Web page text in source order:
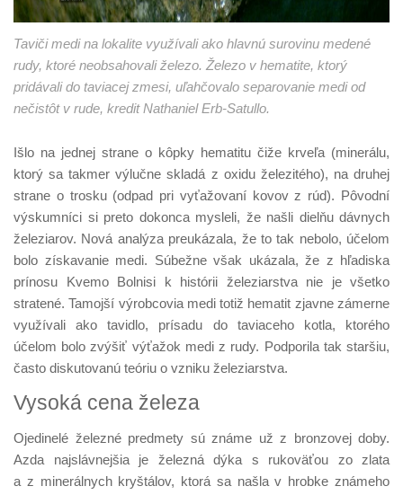
Taviči medi na lokalite využívali ako hlavnú surovinu medené
rudy, ktoré neobsahovali železo. Železo v hematite, ktorý
pridávali do taviacej zmesi, uľahčovalo separovanie medi od
nečistôt v rude, kredit Nathaniel Erb-Satullo.
Išlo na jednej strane o kôpky hematitu čiže krveľa (minerálu,
ktorý sa takmer výlučne skladá z oxidu železitého), na druhej
strane o trosku (odpad pri vyťažovaní kovov z rúd). Pôvodní
výskumníci si preto dokonca mysleli, že našli dielňu dávnych
železiarov. Nová analýza preukázala, že to tak nebolo, účelom
bolo získavanie medi. Súbežne však ukázala, že z hľadiska
prínosu Kvemo Bolnisi k histórii železiarstva nie je všetko
stratené. Tamojší výrobcovia medi totiž hematit zjavne zámerne
využívali ako tavidlo, prísadu do taviaceho kotla, ktorého
účelom bolo zvýšiť výťažok medi z rudy. Podporila tak staršiu,
často diskutovanú teóriu o vzniku železiarstva.
Vysoká cena železa
Ojedinelé železné predmety sú známe už z bronzovej doby.
Azda najslávnejšia je železná dýka s rukoväťou zo zlata
a z minerálnych kryštálov, ktorá sa našla v hrobke známeho